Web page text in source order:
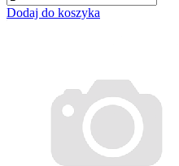
Dodaj do koszyka